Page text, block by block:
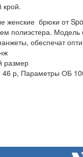
крой.
женские брюки от
полиэстера.
обеспечат
размер
р, Параметры ОБ